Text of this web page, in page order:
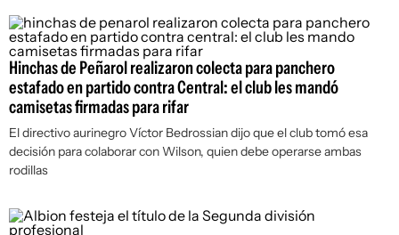
Hinchas de Peñarol realizaron colecta para panchero
estafado en partido contra Central: el club les mandó
camisetas firmadas para rifar
El directivo aurinegro Víctor Bedrossian dijo que el club tomó esa
decisión para colaborar con Wilson, quien debe operarse ambas
rodillas